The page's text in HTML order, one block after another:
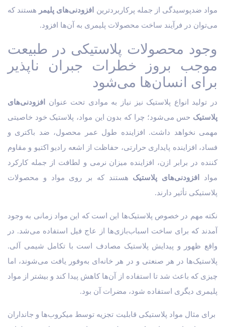
مواد ضدپوسیدگی از جمله پرکاربردترین
افزودنی‌های پلیمر هستند که
می‌توان در فرآیند ساخت محصولات پلیمری به آن‌ها افزود.
وجود محصولات پلاستیکی در طبیعت
موجب بروز خطرات جبران ناپذیر
برای انسان‌ها می‌شود
در تولید انواع پلاستیک نیز نیاز به موادی تحت عنوان
افزودنی‌های
پلاستیک حس می‌شود؛ چرا که بدون این مواد، پلاستیک خود خاصیتی
مهمی نخواهد داشت. افزاینده طول عمر محصول، ضد باکتری و
فساد، افزاینده پایداری حرارتی، حفاظت از اشعه رادیو اکتیو و مقاوم
کننده در برابر ازن، افزاینده میزان نرمی و لطافت از جمله کارکرد
مواد
افزودنی‌های پلاستیک هستند که بر روی مواد و محصولات
پلاستیکی تأثیر دارند.
نکته مهم در خصوص پلاستیک‌ها این است که این مواد زمانی به وجود
آمدند که برای ساخت اسباب‌بازی‌ها از عاج فیل استفاده می‌شد. در
واقع ظهور و پیدایش پلاستیک مصادف است با تکامل شیمی آلی.
پلاستیک‌ها در هر صنعتی و در هر خانه‌ای به‌وفور یافت می‌شوند، اما
چیزی که باعث شد تا استفاده از آن‌ها کاهش پیدا کند و بیشتر از مواد
پلیمری دیگری استفاده شود، مضرات آن بود.
برای مثال مواد پلاستیکی قابلیت تجزیه توسط میکروب‌ها و جانداران